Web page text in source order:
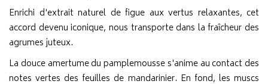
Enrichi d'extrait naturel de figue aux vertus relaxantes, cet
accord devenu iconique, nous transporte dans la fraîcheur des
agrumes juteux.
La douce amertume du pamplemousse s'anime au contact des
notes vertes des feuilles de mandarinier. En fond, les muscs